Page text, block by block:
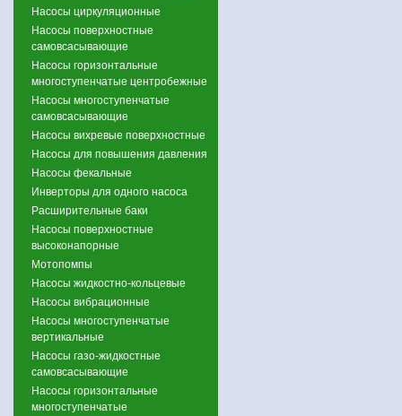
Насосы циркуляционные
Насосы поверхностные
самовсасывающие
Насосы горизонтальные
многоступенчатые центробежные
Насосы многоступенчатые
самовсасывающие
Насосы вихревые поверхностные
Насосы для повышения давления
Насосы фекальные
Инверторы для одного насоса
Расширительные баки
Насосы поверхностные
высоконапорные
Мотопомпы
Насосы жидкостно-кольцевые
Насосы вибрационные
Насосы многоступенчатые
вертикальные
Насосы газо-жидкостные
самовсасывающие
Насосы горизонтальные
многоступенчатые